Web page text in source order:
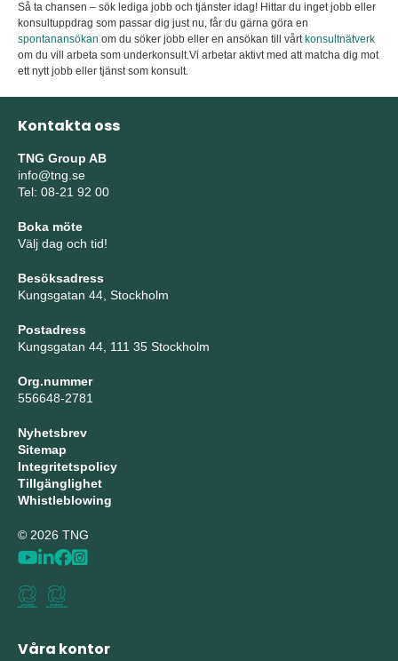
Så ta chansen – sök lediga jobb och tjänster idag! Hittar du inget jobb eller
konsultuppdrag som passar dig just nu, får du gärna göra en
spontanansökan om du söker jobb eller en ansökan till vårt konsultnätverk
om du vill arbeta som underkonsult.Vi arbetar aktivt med att matcha dig mot
ett nytt jobb eller tjänst som konsult.
Kontakta oss
TNG Group AB
info@tng.se
Tel: 08-21 92 00
Boka möte
Välj dag och tid!
Besöksadress
Kungsgatan 44, Stockholm
Postadress
Kungsgatan 44, 111 35 Stockholm
Org.nummer
556648-2781
Nyhetsbrev
Sitemap
Integritetspolicy
Tillgänglighet
Whistleblowing
© 2026 TNG
Våra kontor